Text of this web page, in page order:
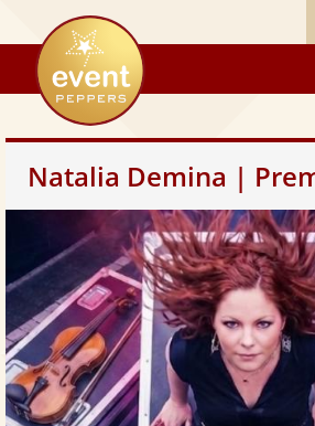
eventpeppers